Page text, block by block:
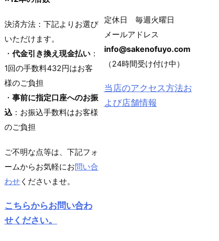
決済方法：下記よりお選び
いただけます。
・ 代金引き換え現金払い ：
1回の手数料432円はお客
様のご負担
・ 事前に指定口座へのお振
込 ：お振込手数料はお客様
のご負担
ご不明な点等は、下記フォ
ームからお気軽にお問い合
わせ くださいませ。
こちらからお問い合わ
せください。
定休日 毎週火曜日
メールアドレス
info@sakenofuyo.com
（24時間受け付け中）
当店のアクセス方法お
よび店舗情報